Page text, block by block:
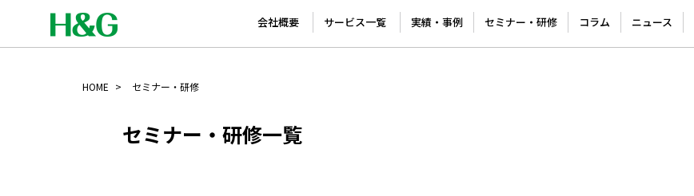
会社概要 サービス一覧 実績・事例 セミナー・研修 コラム ニュース
HOME セミナー・研修
セミナー・研修一覧